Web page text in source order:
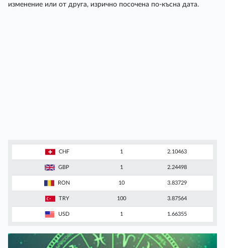
изменение или от друга, изрично посочена по-късна дата.
CHF 1 2.10463
GBP 1 2.24498
RON 10 3.83729
TRY 100 3.87564
USD 1 1.66355